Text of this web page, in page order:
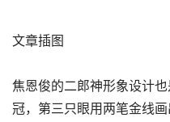
文章插图
焦恩俊的二郎神形象设计
冠，第三只眼用两笔金线画